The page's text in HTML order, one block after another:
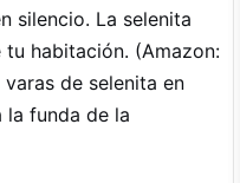
silencio. La selenita
habitación. (Amazon:
de selenita en
la funda de la